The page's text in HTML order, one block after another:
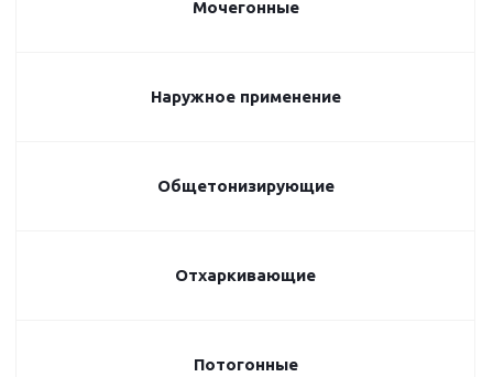
Мочегонные
Наружное применение
Общетонизирующие
Отхаркивающие
Потогонные